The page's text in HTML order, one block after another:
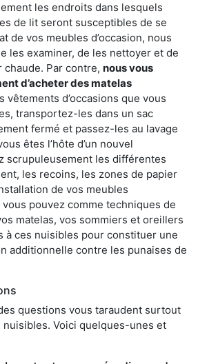
les endroits dans lesquels
de lit seront susceptibles de se
de vos meubles d’occasion, nous
les examiner, de les nettoyer et de
chaude. Par contre, nous vous
d’acheter des matelas
vêtements d’occasions que vous
transportez-les dans un sac
fermé et passez-les au lavage
êtes l’hôte d’un nouvel
scrupuleusement les différentes
les recoins, les zones de papier
de vos meubles
pouvez comme techniques de
matelas, vos sommiers et oreillers
à ces nuisibles pour constituer une
additionnelle contre les punaises de
questions vous taraudent surtout
nuisibles. Voici quelques-unes et